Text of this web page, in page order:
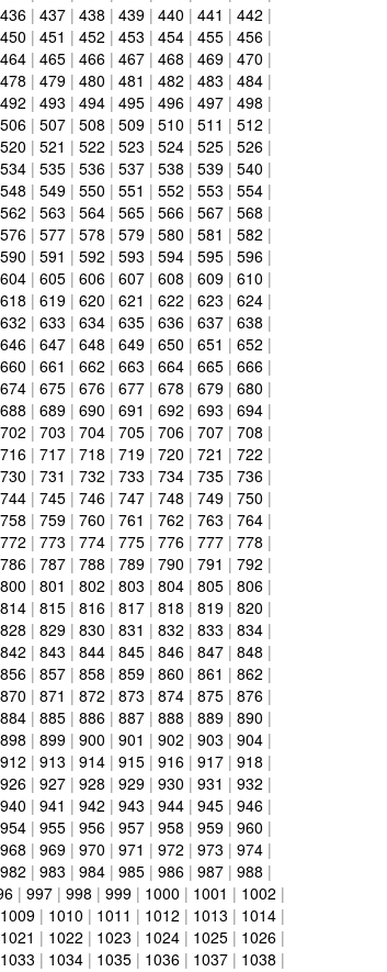
436| 437| 438 | 439| 440 | 441 | 442 |
450 | 451 | 452 | 453 | 454| 455| 456|
464| 465| 466| 467| 468 | 469| 470 |
478 | 479| 480 | 481 | 482 | 483 | 484|
492 | 493 | 494| 495| 496| 497| 498 |
506| 507| 508 | 509| 510 | 511 | 512 |
520 | 521 | 522 | 523 | 524| 525| 526|
534| 535| 536| 537| 538 | 539| 540 |
548 | 549| 550 | 551 | 552 | 553 | 554|
562 | 563 | 564| 565| 566| 567| 568 |
576| 577| 578 | 579| 580 | 581 | 582 |
590 | 591 | 592 | 593 | 594| 595| 596|
604| 605| 606| 607| 608 | 609| 610 |
618 | 619| 620 | 621 | 622 | 623 | 624|
632 | 633 | 634| 635| 636| 637| 638 |
646| 647| 648 | 649| 650 | 651 | 652 |
660 | 661 | 662 | 663 | 664| 665| 666|
674| 675| 676| 677| 678 | 679| 680 |
688 | 689| 690 | 691 | 692 | 693 | 694|
702 | 703 | 704| 705| 706| 707| 708 |
716| 717| 718 | 719| 720 | 721 | 722 |
730 | 731 | 732 | 733 | 734| 735| 736|
744| 745| 746| 747| 748 | 749| 750 |
758 | 759| 760 | 761 | 762 | 763 | 764|
772 | 773 | 774| 775| 776| 777| 778 |
786| 787| 788 | 789| 790 | 791 | 792 |
800 | 801 | 802 | 803 | 804| 805| 806|
814| 815| 816| 817| 818 | 819| 820 |
828 | 829| 830 | 831 | 832 | 833 | 834|
842 | 843 | 844| 845| 846| 847| 848 |
856| 857| 858 | 859| 860 | 861 | 862 |
870 | 871 | 872 | 873 | 874| 875| 876|
884| 885| 886| 887| 888 | 889| 890 |
898 | 899| 900 | 901 | 902 | 903 | 904|
912 | 913 | 914| 915| 916| 917| 918 |
926| 927| 928 | 929| 930 | 931 | 932 |
940 | 941 | 942 | 943 | 944| 945| 946|
954| 955| 956| 957| 958 | 959| 960 |
968 | 969| 970 | 971 | 972 | 973 | 974|
982 | 983 | 984| 985| 986| 987| 988 |
| 997| 998 | 999| 1000 | 1001 | 1002 |
1009| 1010 | 1011 | 1012 | 1013 | 1014|
1021 | 1022 | 1023 | 1024| 1025| 1026|
1033 | 1034| 1035| 1036| 1037| 1038 |